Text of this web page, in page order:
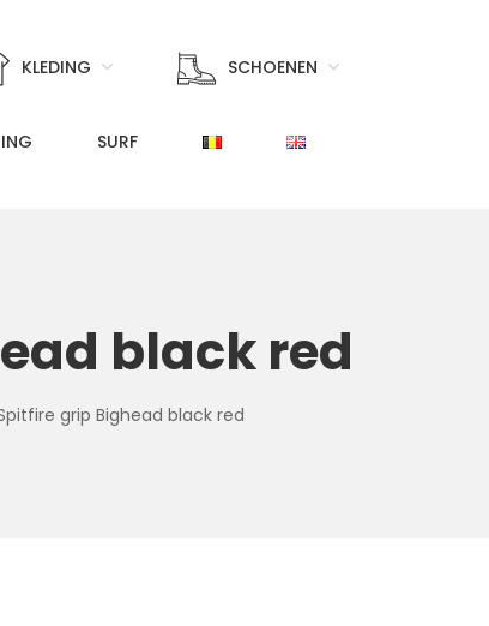
KLEDING SCHOENEN
SURF
black red
grip Bighead black red